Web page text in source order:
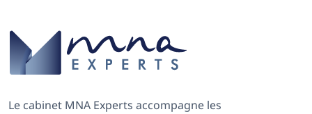
Le cabinet MNA Experts accompagne les